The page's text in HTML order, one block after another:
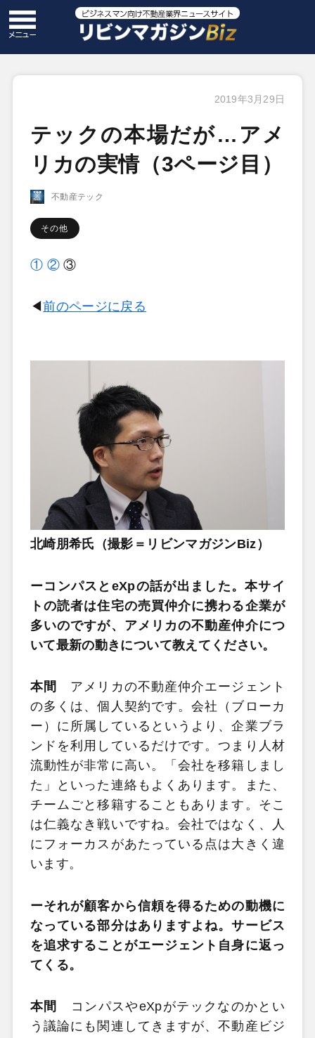
2019年3月29日
テックの本場だが…アメ
リカの実情（3ページ目）
不動産テック
その他
① ② ③
◀前のページに戻る
北崎朋希氏（撮影＝リビンマガジンBiz）
ーコンパスとeXpの話が出ました。本サイ
トの読者は住宅の売買仲介に携わる企業が
多いのですが、アメリカの不動産仲介につ
いて最新の動きについて教えてください。
本間
アメリカの不動産仲介エージェント
の多くは、個人契約です。会社（ブローカ
ー）に所属しているというより、企業ブラ
ンドを利用しているだけです。つまり人材
流動性が非常に高い。「会社を移籍しまし
た」といった連絡もよくあります。また、
チームごと移籍することもあります。そこ
は仁義なき戦いですね。会社ではなく、人
にフォーカスがあたっている点は大きく違
います。
ーそれが顧客から信頼を得るための動機に
なっている部分はありますよね。サービス
を追求することがエージェント自身に返っ
てくる。
本間
コンパスやeXpがテックなのかとい
う議論にも関連してきますが、不動産ビジ